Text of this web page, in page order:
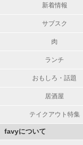
新着情報
サブスク
肉
ランチ
おもしろ・話題
居酒屋
テイクアウト特集
favyについて